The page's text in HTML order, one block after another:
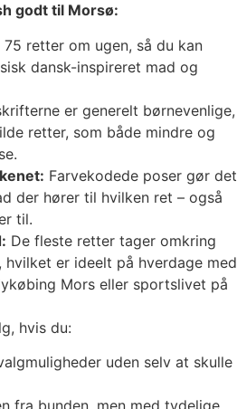
godt til Morsø:
75 retter om ugen, så du kan
dansk-inspireret mad og
er generelt børnevenlige,
retter, som både mindre og
Farvekodede poser gør det
der hører til hvilken ret – også
til.
De fleste retter tager omkring
er ideelt på hverdage med
Mors eller sportslivet på
hvis du:
uden selv at skulle